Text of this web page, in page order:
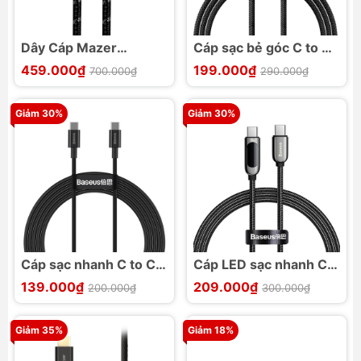
Dây Cáp Mazer
Infinite.LINK 3 Pro
Cable USB-C TO USB C
100w
459.000₫ 700.000₫
Cáp sạc bẻ góc C to C
100W Baseus Legend
Series Elbow
199.000₫ 290.000₫
Giảm 30%
Cáp sạc nhanh C to C
100W Baseus Superior
139.000₫ 200.000₫
Giảm 30%
Cáp LED sạc nhanh C
to C 100W Baseus
Display Series
209.000₫ 300.000₫
Giảm 35% Giảm 18%